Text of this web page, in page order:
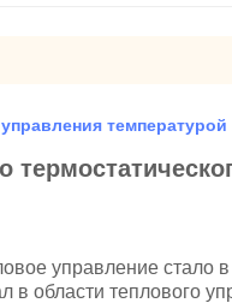
температурой
управление стало
области теплового